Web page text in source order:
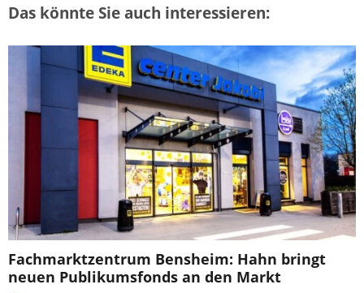
Das könnte Sie auch interessieren:
Fachmarktzentrum Bensheim: Hahn bringt
neuen Publikumsfonds an den Markt